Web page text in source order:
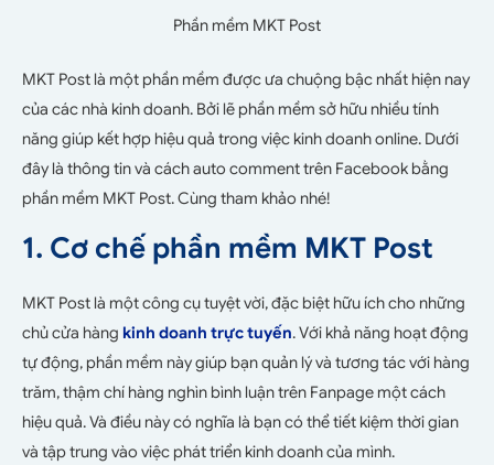
Phần mềm MKT Post
MKT Post là một phần mềm được ưa chuộng bậc nhất hiện nay
của các nhà kinh doanh. Bởi lẽ phần mềm sở hữu nhiều tính
năng giúp kết hợp hiệu quả trong việc kinh doanh online. Dưới
đây là thông tin và cách auto comment trên Facebook bằng
phần mềm MKT Post. Cùng tham khảo nhé!
1. Cơ chế phần mềm MKT Post
MKT Post là một công cụ tuyệt vời, đặc biệt hữu ích cho những
chủ cửa hàng kinh doanh trực tuyến. Với khả năng hoạt động
tự động, phần mềm này giúp bạn quản lý và tương tác với hàng
trăm, thậm chí hàng nghìn bình luận trên Fanpage một cách
hiệu quả. Và điều này có nghĩa là bạn có thể tiết kiệm thời gian
và tập trung vào việc phát triển kinh doanh của mình.